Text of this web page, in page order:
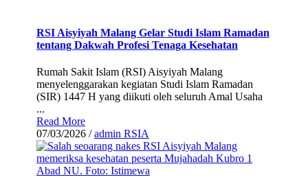
RSI Aisyiyah Malang Gelar Studi Islam Ramadan
tentang Dakwah Profesi Tenaga Kesehatan
Rumah Sakit Islam (RSI) Aisyiyah Malang
menyelenggarakan kegiatan Studi Islam Ramadan
(SIR) 1447 H yang diikuti oleh seluruh Amal Usaha
...
Read More
07/03/2026 /admin RSIA